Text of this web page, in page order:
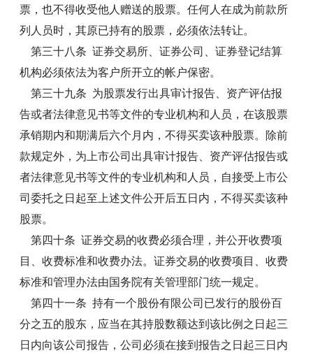
票，也不得收受他人赠送的股票。任何人在成为前款所
列人员时，其原已持有的股票，必须依法转让。
第三十八条 证券交易所、证券公司、证券登记结算
机构必须依法为客户所开立的帐户保密。
第三十九条 为股票发行出具审计报告、资产评估报
告或者法律意见书等文件的专业机构和人员，在该股票
承销期内和期满后六个月内，不得买卖该种股票。除前
款规定外，为上市公司出具审计报告、资产评估报告或
者法律意见书等文件的专业机构和人员，自接受上市公
司委托之日起至上述文件公开后五日内，不得买卖该种
股票。
第四十条 证券交易的收费必须合理，并公开收费项
目、收费标准和收费办法。证券交易的收费项目、收费
标准和管理办法由国务院有关管理部门统一规定。
第四十一条 持有一个股份有限公司已发行的股份百
分之五的股东，应当在其持股数额达到该比例之日起三
日内向该公司报告，公司必须在接到报告之日起三日内